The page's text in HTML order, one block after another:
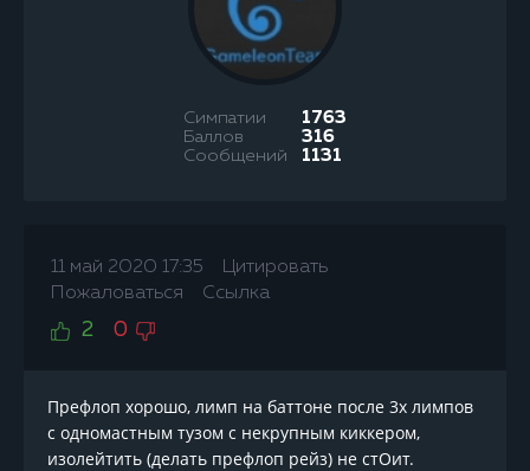
Симпатии 1763
Баллов 316
Сообщений 1131
11 май 2020 17:35
Цитировать
Пожаловаться
Ссылка
2 0
Префлоп хорошо, лимп на баттоне после 3х лимпов
с одномастным тузом с некрупным киккером,
изолейтить (делать префлоп рейз) не стОит.